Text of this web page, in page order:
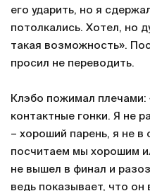
его ударить, но я
потолкались. Хотел, но
такая возможность».
просил не переводить.
Клэбо пожимал плечами:
контактные гонки. Я не
– хороший парень, я не в
посчитаем мы хорошим
не вышел в финал и
ведь показывает, что